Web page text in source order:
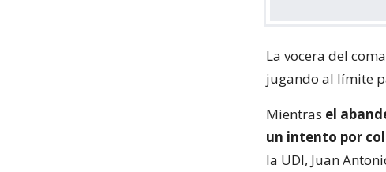
La vocera del
jugando al límite
Mientras el
un intento por
la UDI, Juan